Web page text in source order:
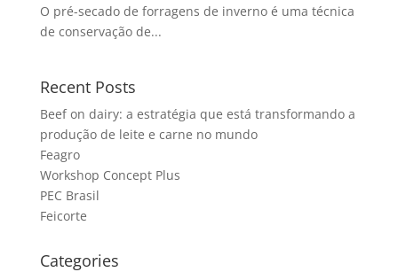
O pré-secado de forragens de inverno é uma técnica
de conservação de...
Recent Posts
Beef on dairy: a estratégia que está transformando a
produção de leite e carne no mundo
Feagro
Workshop Concept Plus
PEC Brasil
Feicorte
Categories